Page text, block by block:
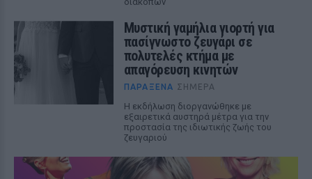
Μυστική γαμήλια γιορτή για
πασίγνωστο ζευγάρι σε
πολυτελές κτήμα με
απαγόρευση κινητών
ΠΑΡΆΞΕΝΑ ΣΉΜΕΡΑ
Η εκδήλωση διοργανώθηκε με
εξαιρετικά αυστηρά μέτρα για την
προστασία της ιδιωτικής ζωής του
ζευγαριού